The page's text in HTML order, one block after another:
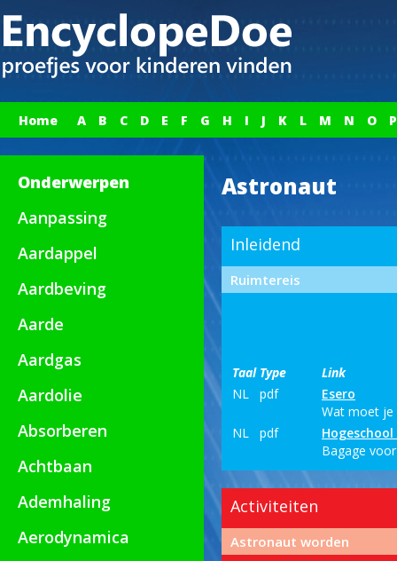
Home A B C D E F G H I J K L M N O P
Onderwerpen
Aanpassing
Aardappel
Aardbeving
Aarde
Aardgas
Aardolie
Absorberen
Achtbaan
Ademhaling
Aerodynamica
Astronaut
Inleidend
Ruimtereis
Taal Type
Link
NL
pdf
Esero
Wat moet je
NL
pdf
Bagage
Activiteiten
Astronaut worden